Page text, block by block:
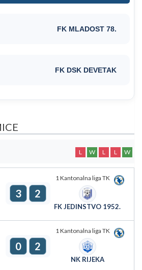
FK MLADOST 78.
FK DSK DEVETAK
L W L L W
1 Kantonalna liga TK
3 2
FK JEDINSTVO 1952.
1 Kantonalna liga TK
0 2
NK RIJEKA